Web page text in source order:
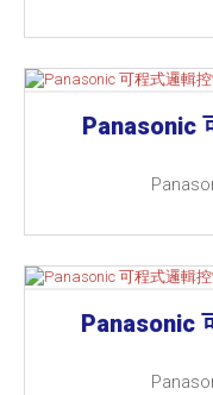
Panasonic
Panasonic